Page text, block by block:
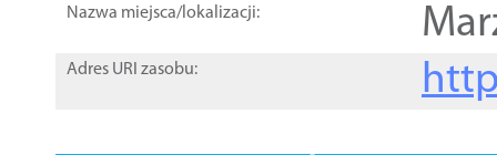
Nazwa miejsca/lokalizacji:
Adres URI zasobu: